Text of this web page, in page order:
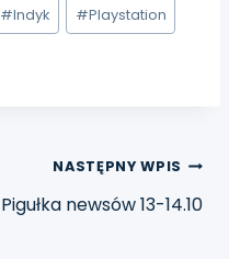
#Indyk #Playstation
NASTĘPNY WPIS
Pigułka newsów 13-14.10